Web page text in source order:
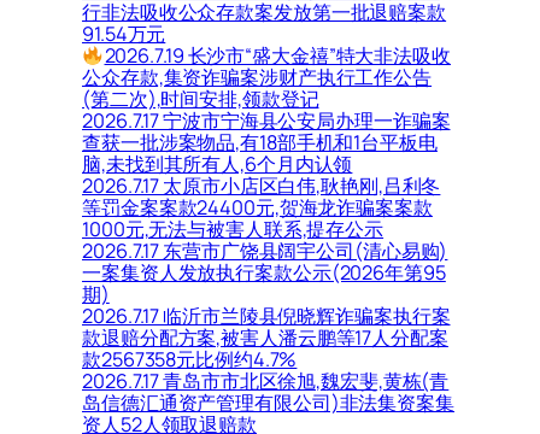
行非法吸收公众存款案发放第一批退赔案款
91.54万元
2026.7.19 长沙市“盛大金禧”特大非法吸收
公众存款,集资诈骗案涉财产执行工作公告
(第二次),时间安排,领款登记
2026.7.17 宁波市宁海县公安局办理一诈骗案
查获一批涉案物品,有18部手机和1台平板电
脑,未找到其所有人,6个月内认领
2026.7.17 太原市小店区白伟,耿艳刚,吕利冬
等罚金案案款24400元,贺海龙诈骗案案款
1000元,无法与被害人联系,提存公示
2026.7.17 东营市广饶县阔宇公司(清心易购)
一案集资人发放执行案款公示(2026年第95
期)
2026.7.17 临沂市兰陵县倪晓辉诈骗案执行案
款退赔分配方案,被害人潘云鹏等17人分配案
款2567358元比例约4.7%
2026.7.17 青岛市市北区徐旭,魏宏斐,黄栋(青
岛信德汇通资产管理有限公司)非法集资案集
资人52人领取退赔款